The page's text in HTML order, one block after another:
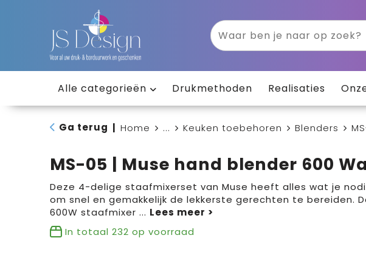
Alle categorieën Drukmethoden Realisaties
Ga terug Home ... Keuken toebehoren Blenders
MS-05 | Muse hand blender 600
Deze 4-delige staafmixerset van Muse heeft alles wat je
om snel en gemakkelijk de lekkerste gerechten te bereiden.
600W staafmixer ...
In totaal 232 op voorraad